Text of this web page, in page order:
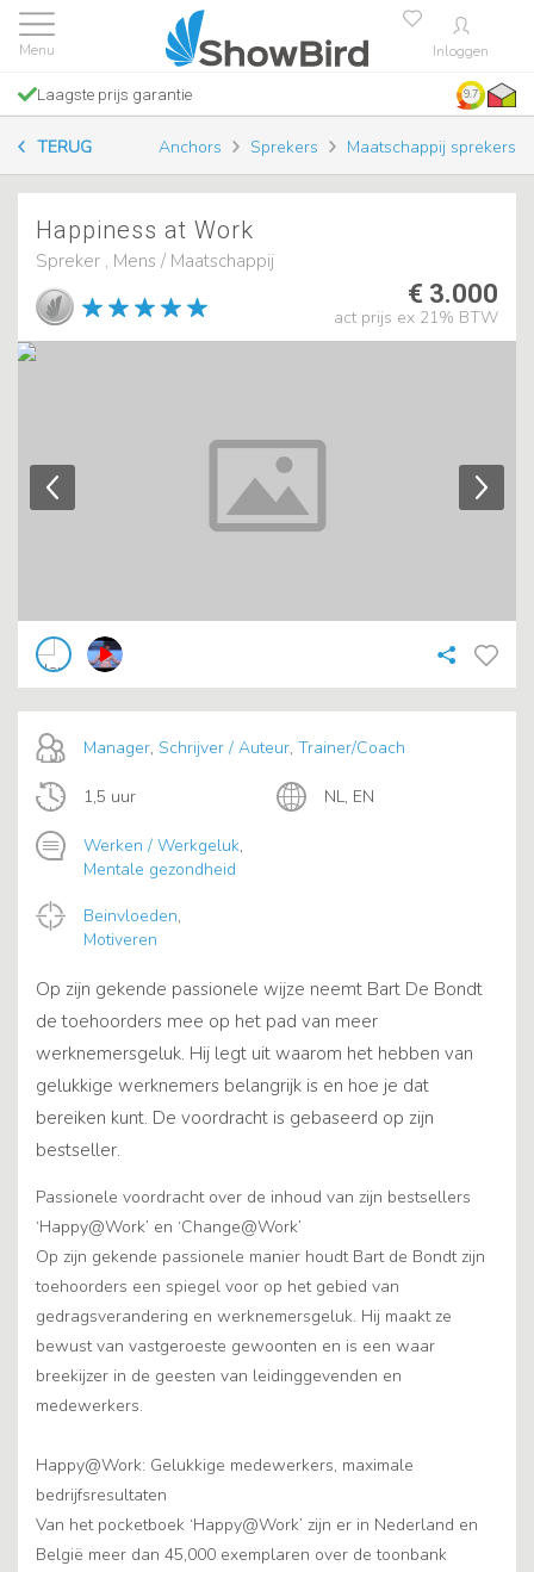
Inloggen
Laagste prijs garantie 9.7
TERUG Anchors Sprekers Maatschappij sprekers
Happiness at Work
Spreker , Mens / Maatschappij
€ 3.000
act prijs ex 21% BTW
Manager, Schrijver / Auteur, Trainer/Coach
1,5 uur NL, EN
Werken / Werkgeluk,
Mentale gezondheid
Beinvloeden,
Motiveren
Op zijn gekende passionele wijze neemt Bart De Bondt
de toehoorders mee op het pad van meer
werknemersgeluk. Hij legt uit waarom het hebben van
gelukkige werknemers belangrijk is en hoe je dat
bereiken kunt. De voordracht is gebaseerd op zijn
bestseller.
Passionele voordracht over de inhoud van zijn bestsellers
‘Happy@Work’ en ‘Change@Work’
Op zijn gekende passionele manier houdt Bart de Bondt zijn
toehoorders een spiegel voor op het gebied van
gedragsverandering en werknemersgeluk. Hij maakt ze
bewust van vastgeroeste gewoonten en is een waar
breekijzer in de geesten van leidinggevenden en
medewerkers.
Happy@Work: Gelukkige medewerkers, maximale
bedrijfsresultaten
Van het pocketboek ‘Happy@Work’ zijn er in Nederland en
België meer dan 45,000 exemplaren over de toonbank